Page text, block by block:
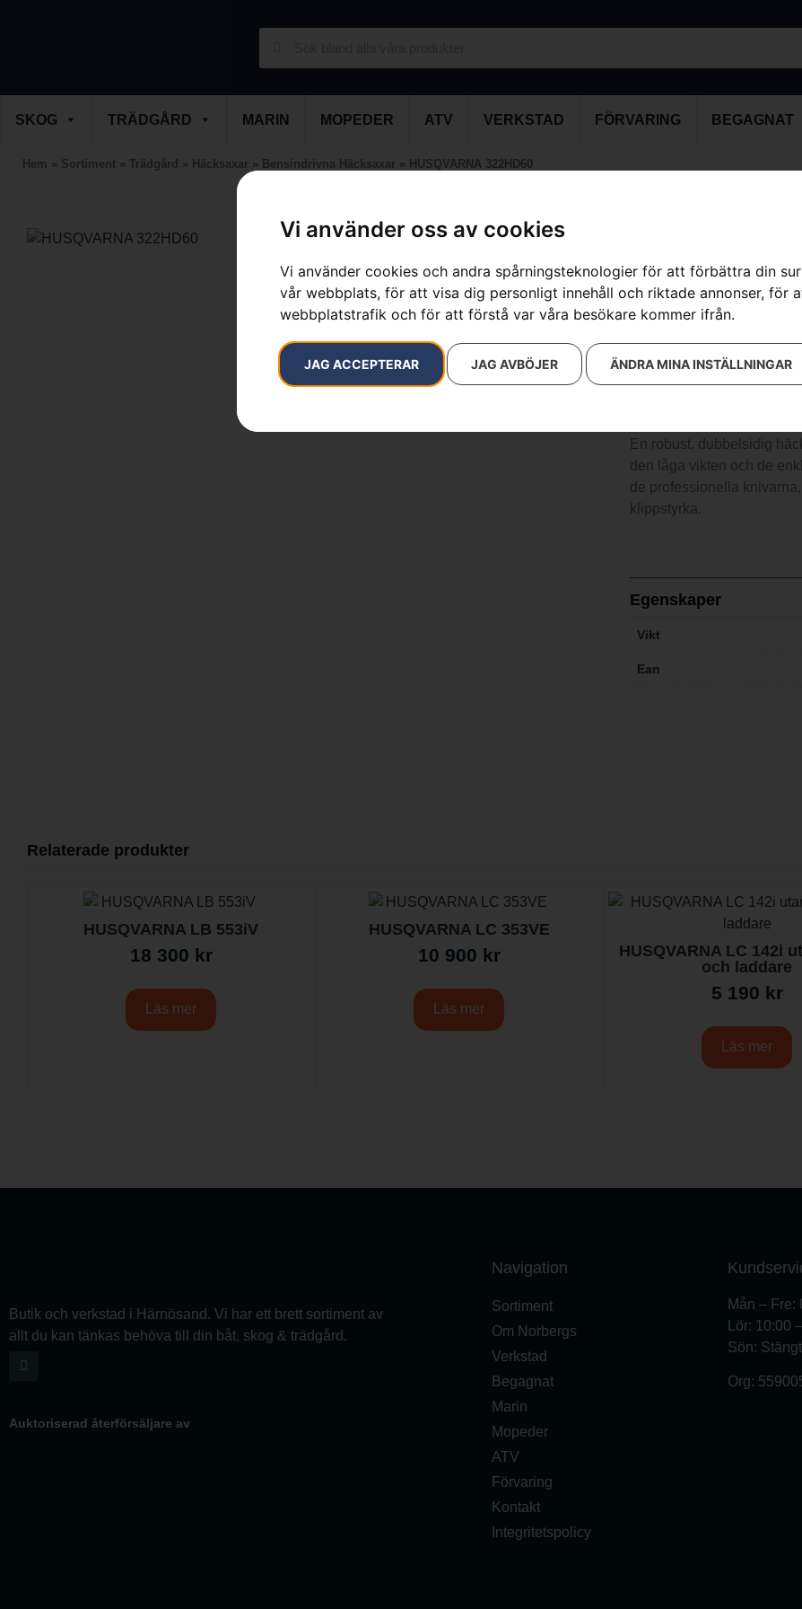
Vi använder oss av cookies
Vi använder cookies och andra spårningsteknologier för att förbättra din
vår webbplats, för att visa dig personligt innehåll och riktade annonser, för
webbplatstrafik och för att förstå var våra besökare kommer ifrån.
JAG ACCEPTERAR JAG AVBÖJER ÄNDRA MINA INSTÄLLNINGAR
SKOG TRÄDGÅRD MARIN MOPEDER ATV VERKSTAD FÖRVARING BEGAGNAT
Hem » Sortiment » Trädgård » Häcksaxar » Bensindrivna Häcksaxar » HUSQVARNA 322HD60
Artikelnummer: 967658902
Kategorier:
Varumärke: Husqvarna
5 890kr
En robust, dubbelsidig
den låga vikten och de
de professionella
klippstyrka.
Egenskaper
Vikt
Ean
Relaterade produkter
HUSQVARNA LB 553iV
18 300 kr
Läs mer
HUSQVARNA LC 353VE
10 900 kr
Läs mer
HUSQVARNA LC 142i
och laddare
5 190 kr
Läs mer
Butik och verkstad i Härnösand. Vi har ett brett sortiment av
allt du kan tänkas behöva till din båt, skog & trädgård.
Auktoriserad återförsäljare av
Navigation
Sortiment
Om Norbergs
Verkstad
Begagnat
Marin
Mopeder
ATV
Förvaring
Kontakt
Integritetspolicy
Mån – Fre:
Lör: 10:00
Sön: Stängt
Org: